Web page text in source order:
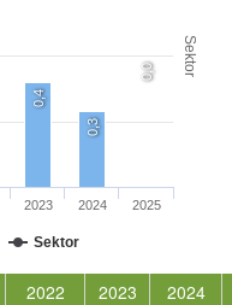
Sektor
0,4
0,3
0,0
Sektor
2023 2024 2025
2022 2023
2024